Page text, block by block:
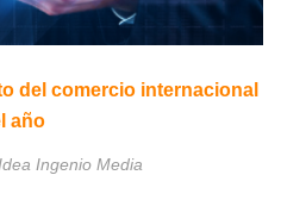
del comercio internacional
año
Idea Ingenio Media